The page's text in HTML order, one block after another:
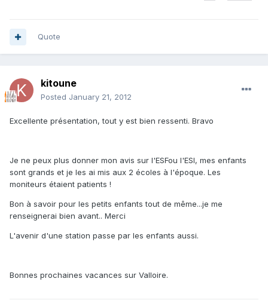
Quote
kitoune
Posted January 21, 2012
Excellente présentation, tout y est bien ressenti. Bravo
Je ne peux plus donner mon avis sur l'ESFou l'ESI, mes enfants
sont grands et je les ai mis aux 2 écoles à l'époque. Les
moniteurs étaient patients !
Bon à savoir pour les petits enfants tout de même...je me
renseignerai bien avant.. Merci
L'avenir d'une station passe par les enfants aussi.
Bonnes prochaines vacances sur Valloire.